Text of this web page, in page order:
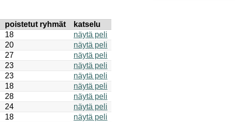
poistetut ryhmät
katselu
18
näytä peli
20
näytä peli
27
näytä peli
23
näytä peli
23
näytä peli
18
näytä peli
28
näytä peli
24
näytä peli
18
näytä peli